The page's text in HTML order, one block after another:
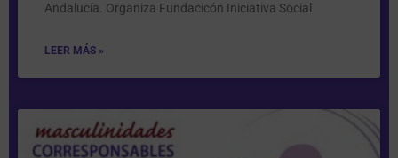
Andalucía. Organiza Fundacicón Iniciativa Social
LEER MÁS »